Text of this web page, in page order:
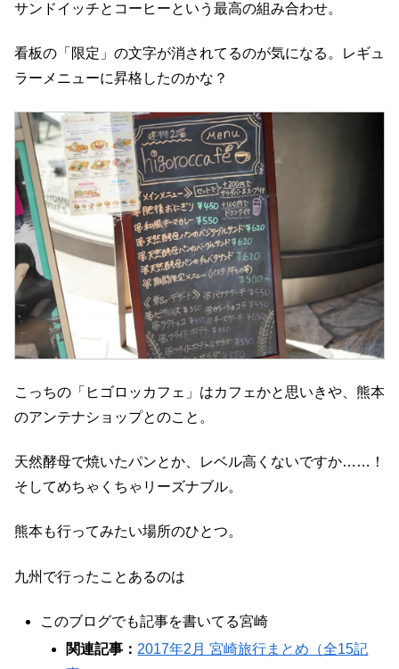
サンドイッチとコーヒーという最高の組み合わせ。
看板の「限定」の文字が消されてるのが気になる。レギュ
ラーメニューに昇格したのかな？
こっちの「ヒゴロッカフェ」はカフェかと思いきや、熊本
のアンテナショップとのこと。
天然酵母で焼いたパンとか、レベル高くないですか……！
そしてめちゃくちゃリーズナブル。
熊本も行ってみたい場所のひとつ。
九州で行ったことあるのは
このブログでも記事を書いてる宮崎
関連記事： 2017年2月 宮崎旅行まとめ（全15記